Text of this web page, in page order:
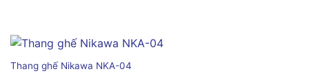
Thang ghế Nikawa NKA-04